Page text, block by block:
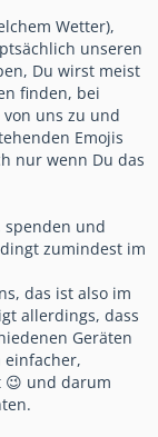
Wetter),
unseren
Du wirst meist
finden, bei
uns zu und
Emojis
nur wenn Du das
spenden und
zumindest im
das ist also im
allerdings, dass
Geräten
einfacher,
😉 und darum